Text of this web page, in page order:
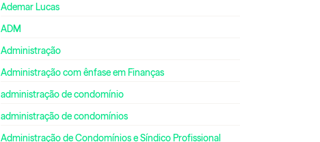
Ademar Lucas
ADM
Administração
Administração com ênfase em Finanças
administração de condomínio
administração de condomínios
Administração de Condomínios e Síndico Profissional